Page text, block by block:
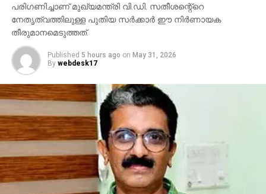
പരിഗണിച്ചാണ് മുഖ്യമന്ത്രി വി.ഡി. സതീശന്റെ്‌റെ
നേതൃത്വത്തിലുള്ള പുതിയ സര്‍ക്കാര്‍ ഈ നിര്‍ണായക
തീരുമാനമെടുത്തത്.
Published 5 hours ago on May 31, 2026
By webdesk17